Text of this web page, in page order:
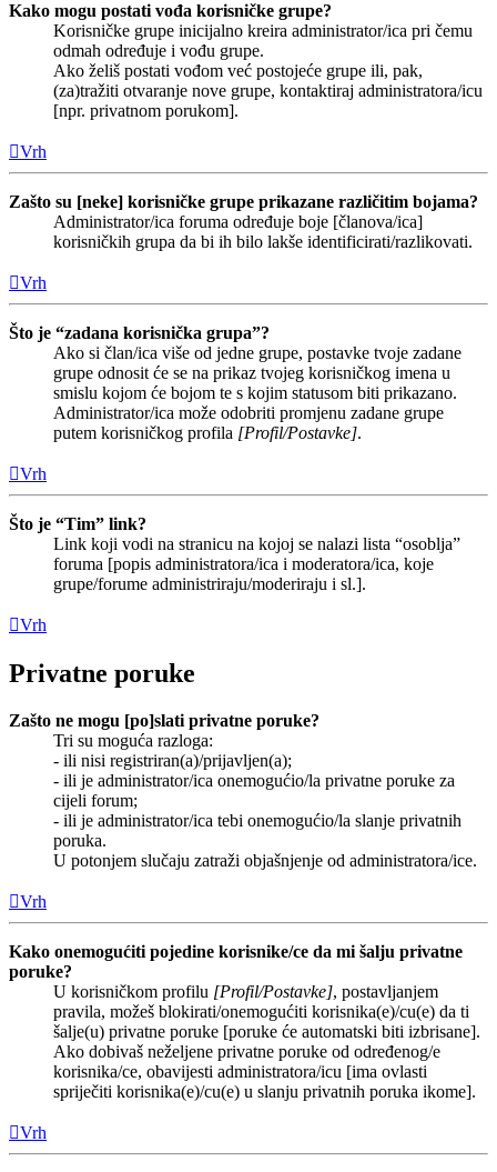
Kako mogu postati vođa korisničke grupe?
Korisničke grupe inicijalno kreira administrator/ica pri čemu
odmah određuje i vođu grupe.
Ako želiš postati vođom već postojeće grupe ili, pak,
(za)tražiti otvaranje nove grupe, kontaktiraj administratora/icu
[npr. privatnom porukom].
Vrh
Zašto su [neke] korisničke grupe prikazane različitim bojama?
Administrator/ica foruma određuje boje [članova/ica]
korisničkih grupa da bi ih bilo lakše identificirati/razlikovati.
Vrh
Što je “zadana korisnička grupa”?
Ako si član/ica više od jedne grupe, postavke tvoje zadane
grupe odnosit će se na prikaz tvojeg korisničkog imena u
smislu kojom će bojom te s kojim statusom biti prikazano.
Administrator/ica može odobriti promjenu zadane grupe
putem korisničkog profila [Profil/Postavke].
Vrh
Što je “Tim” link?
Link koji vodi na stranicu na kojoj se nalazi lista “osoblja”
foruma [popis administratora/ica i moderatora/ica, koje
grupe/forume administriraju/moderiraju i sl.].
Vrh
Privatne poruke
Zašto ne mogu [po]slati privatne poruke?
Tri su moguća razloga:
- ili nisi registriran(a)/prijavljen(a);
- ili je administrator/ica onemogućio/la privatne poruke za
cijeli forum;
- ili je administrator/ica tebi onemogućio/la slanje privatnih
poruka.
U potonjem slučaju zatraži objašnjenje od administratora/ice.
Vrh
Kako onemogućiti pojedine korisnike/ce da mi šalju privatne
poruke?
U korisničkom profilu [Profil/Postavke], postavljanjem
pravila, možeš blokirati/onemogućiti korisnika(e)/cu(e) da ti
šalje(u) privatne poruke [poruke će automatski biti izbrisane].
Ako dobivaš neželjene privatne poruke od određenog/e
korisnika/ce, obavijesti administratora/icu [ima ovlasti
spriječiti korisnika(e)/cu(e) u slanju privatnih poruka ikome].
Vrh